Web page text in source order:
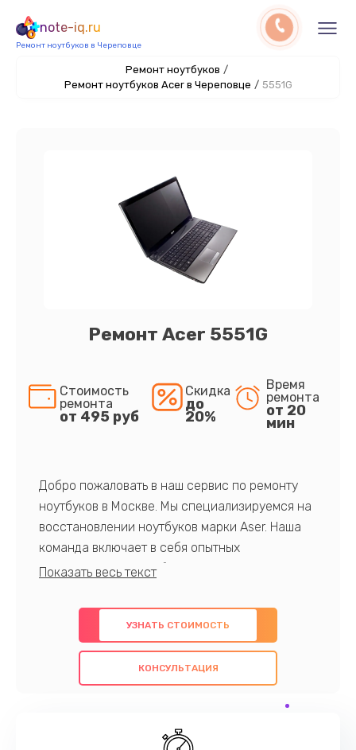
note-iq.ru
Ремонт ноутбуков в Череповце
Ремонт ноутбуков /
Ремонт ноутбуков Acer в Череповце / 5551G
Ремонт Acer 5551G
Стоимость
ремонта
от 495 руб
Скидка
до
20%
Время
ремонта
от 20
мин
Добро пожаловать в наш сервис по ремонту
ноутбуков в Москве. Мы специализируемся на
восстановлении ноутбуков марки Aser. Наша
команда включает в себя опытных
профессионалов с обширными знаниями и
предлагаем быстрый и качественный ремонт с
использованием оригинальных компонентов, а
также гарантируем качество всех
проведенных работ. Наша цель - предоставить
обслуживание, удовлетворяя их потребности
наилучшим образом. Не медлите записаться на
УЗНАТЬ СТОИМОСТЬ
КОНСУЛЬТАЦИЯ